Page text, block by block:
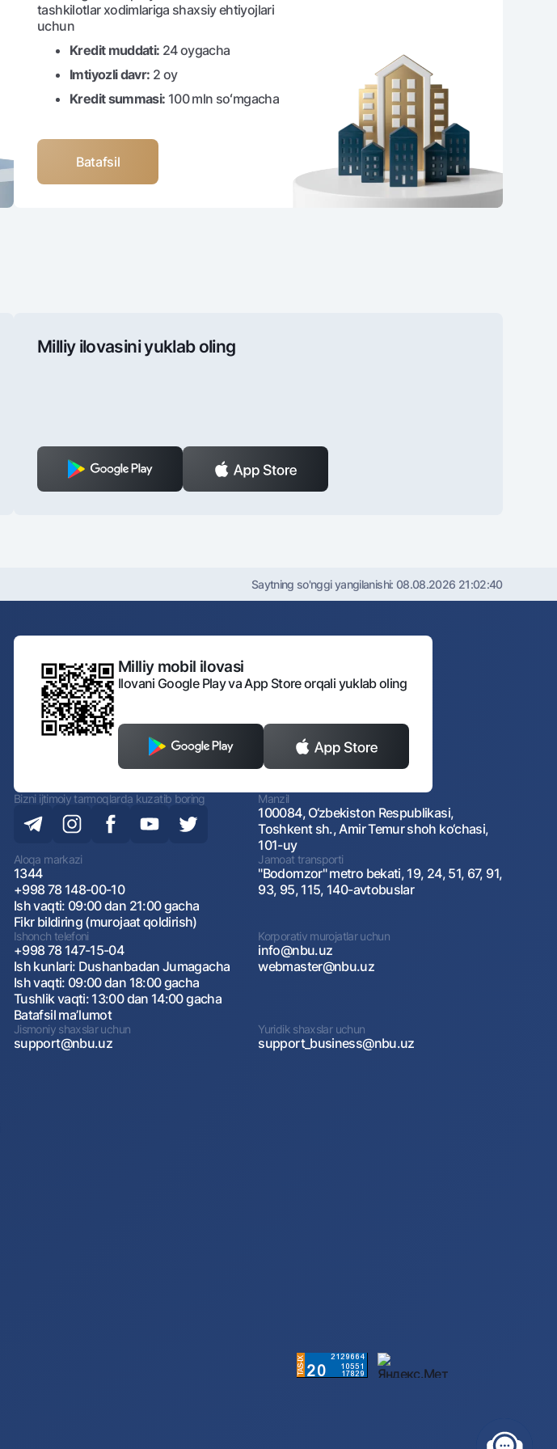
tashkilotlar xodimlariga shaxsiy ehtiyojlari
uchun
Kredit muddati: 24 oygacha
Imtiyozli davr: 2 oy
Kredit summasi: 100 mln soʻmgacha
Batafsil
Milliy ilovasini yuklab oling
Saytning so'nggi yangilanishi: 08.08.2026 21:02:40
Milliy mobil ilovasi
Ilovani Google Play va App Store orqali yuklab oling
Bizni ijtimoiy tarmoqlarda kuzatib boring Manzil
100084, O‘zbekiston Respublikasi,
Toshkent sh., Amir Temur shoh ko‘chasi,
101-uy
Aloqa markazi
1344
+998 78 148-00-10
Ish vaqti: 09:00 dan 21:00 gacha
Fikr bildiring (murojaat qoldirish)
Jamoat transporti
"Bodomzor" metro bekati, 19, 24, 51, 67, 91,
93, 95, 115, 140-avtobuslar
Ishonch telefoni
+998 78 147-15-04
Ish kunlari: Dushanbadan Jumagacha
Ish vaqti: 09:00 dan 18:00 gacha
Tushlik vaqti: 13:00 dan 14:00 gacha
Batafsil maʼlumot
Korporativ murojatlar uchun
info@nbu.uz
webmaster@nbu.uz
Jismoniy shaxslar uchun
support@nbu.uz
Yuridik shaxslar uchun
support_business@nbu.uz